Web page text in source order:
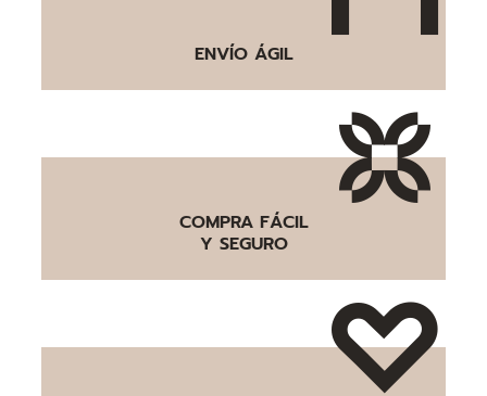
ENVÍO ÁGIL
COMPRA FÁCIL
Y SEGURO